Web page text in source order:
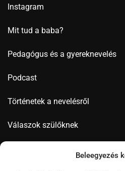
Beleegyezés
Instagram
Mit tud a baba?
Pedagógus és a gyereknevelés
Podcast
Történetek a nevelésről
Válaszok szülőknek